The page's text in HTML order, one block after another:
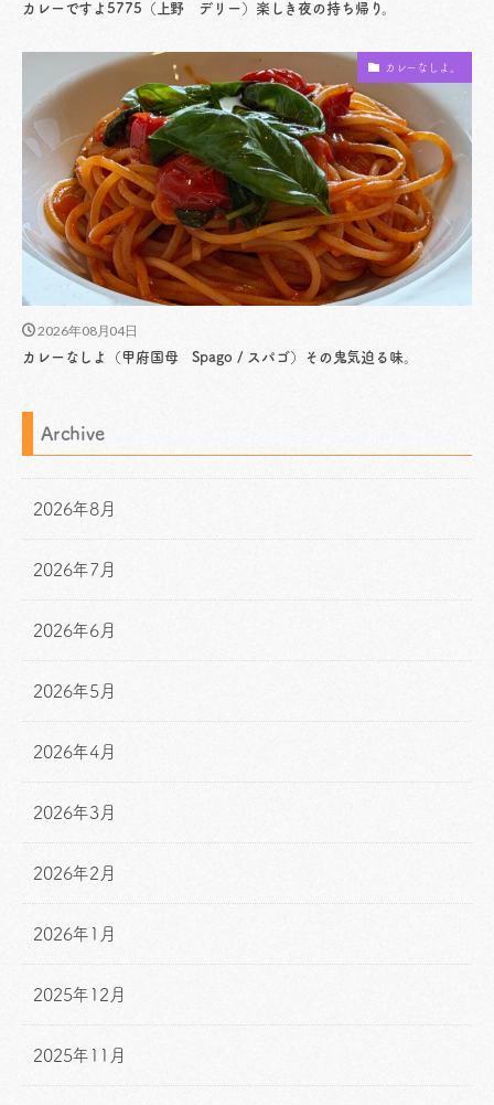
カレーですよ5775（上野 デリー）楽しき夜の持ち帰り。
カレーなしよ。
2026年08月04日
カレーなしよ（甲府国母 Spago / スパゴ）その鬼気迫る味。
Archive
2026年8月
2026年7月
2026年6月
2026年5月
2026年4月
2026年3月
2026年2月
2026年1月
2025年12月
2025年11月